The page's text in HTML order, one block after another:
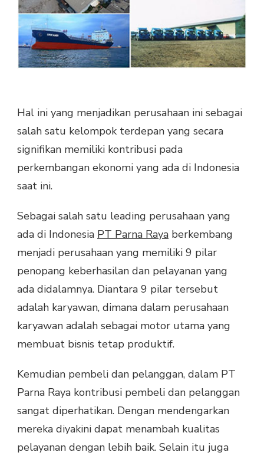
Hal ini yang menjadikan perusahaan ini sebagai
salah satu kelompok terdepan yang secara
signifikan memiliki kontribusi pada
perkembangan ekonomi yang ada di Indonesia
saat ini.
Sebagai salah satu leading perusahaan yang
ada di Indonesia PT Parna Raya berkembang
menjadi perusahaan yang memiliki 9 pilar
penopang keberhasilan dan pelayanan yang
ada didalamnya. Diantara 9 pilar tersebut
adalah karyawan, dimana dalam perusahaan
karyawan adalah sebagai motor utama yang
membuat bisnis tetap produktif.
Kemudian pembeli dan pelanggan, dalam PT
Parna Raya kontribusi pembeli dan pelanggan
sangat diperhatikan. Dengan mendengarkan
mereka diyakini dapat menambah kualitas
pelayanan dengan lebih baik. Selain itu juga